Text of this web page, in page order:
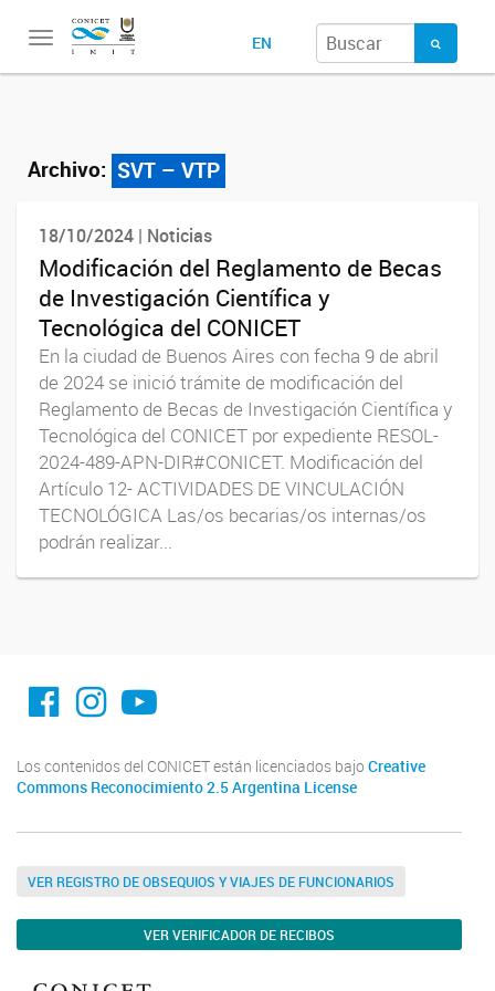
Toggle
EN
Archivo: SVT – VTP
18/10/2024 | Noticias
Modificación del Reglamento de Becas
de Investigación Científica y
Tecnológica del CONICET
En la ciudad de Buenos Aires con fecha 9 de abril
de 2024 se inició trámite de modificación del
Reglamento de Becas de Investigación Científica y
Tecnológica del CONICET por expediente RESOL-
2024-489-APN-DIR#CONICET. Modificación del
Artículo 12- ACTIVIDADES DE VINCULACIÓN
TECNOLÓGICA Las/os becarias/os internas/os
podrán realizar...
facebook imit.conicet
imit.conicet
Youtube
Los contenidos del CONICET están licenciados bajo Creative
Commons Reconocimiento 2.5 Argentina License
VER REGISTRO DE OBSEQUIOS Y VIAJES DE FUNCIONARIOS
VER VERIFICADOR DE RECIBOS